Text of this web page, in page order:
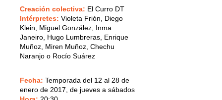
Creación colectiva: El Curro DT
Intérpretes: Violeta Frión, Diego
Klein, Miguel González, Inma
Janeiro, Hugo Lumbreras, Enrique
Muñoz, Miren Muñoz, Chechu
Naranjo o Rocío Suárez
Fecha: Temporada del 12 al 28 de
enero de 2017, de jueves a sábados